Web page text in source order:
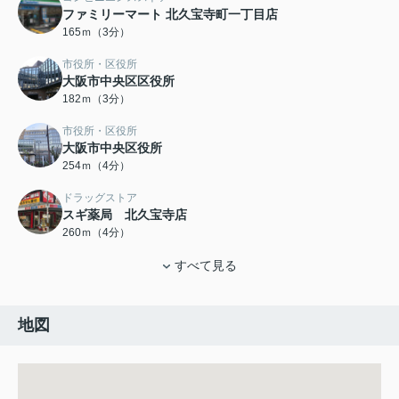
ファミリーマート 北久宝寺町一丁目店
165ｍ（3分）
市役所・区役所
大阪市中央区区役所
182ｍ（3分）
市役所・区役所
大阪市中央区役所
254ｍ（4分）
ドラッグストア
スギ薬局 北久宝寺店
260ｍ（4分）
すべて見る
地図